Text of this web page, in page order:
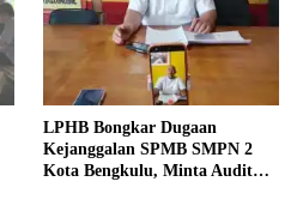
LPHB Bongkar Dugaan
Kejanggalan SPMB SMPN 2
Kota Bengkulu, Minta Audit